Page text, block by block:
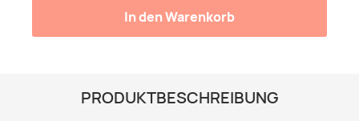
In den Warenkorb
PRODUKTBESCHREIBUNG